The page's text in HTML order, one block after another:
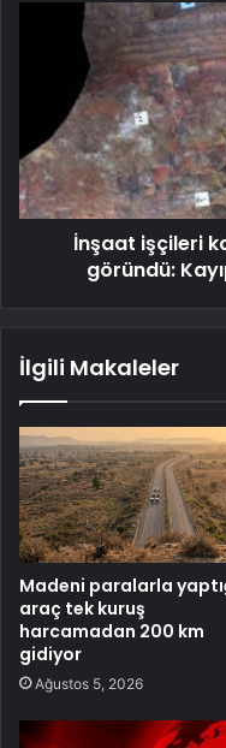
İnşaat işçileri
göründü:
İlgili Makaleler
Madeni paralarla
araç tek kuruş
harcamadan 200 km
gidiyor
Ağustos 5, 2026